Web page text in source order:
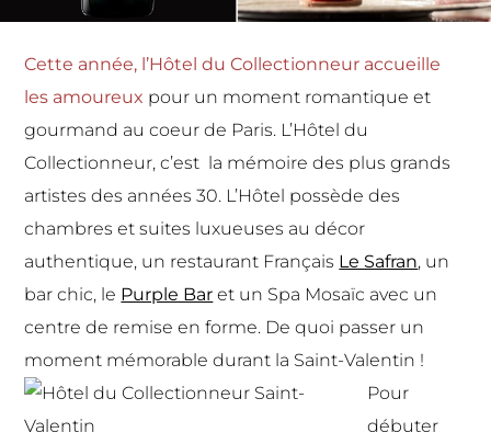
Cette année, l’Hôtel du Collectionneur accueille
les amoureux pour un moment romantique et
gourmand au coeur de Paris. L’Hôtel du
Collectionneur, c’est la mémoire des plus grands
artistes des années 30. L’Hôtel possède des
chambres et suites luxueuses au décor
authentique, un restaurant Français Le Safran, un
bar chic, le Purple Bar et un Spa Mosaïc avec un
centre de remise en forme. De quoi passer un
moment mémorable durant la Saint-Valentin !
Pour
débuter